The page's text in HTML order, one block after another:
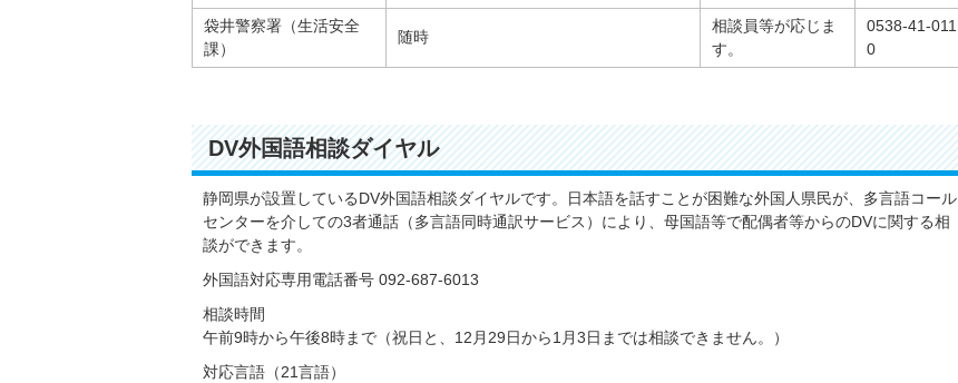
袋井警察署（生活安全
課）
随時
相談員等が応じま
す。
0538-41-011
0
DV外国語相談ダイヤル
静岡県が設置しているDV外国語相談ダイヤルです。日本語を話すことが困難な外国人県民が、多言語コール
センターを介しての3者通話（多言語同時通訳サービス）により、母国語等で配偶者等からのDVに関する相
談ができます。
外国語対応専用電話番号 092-687-6013
相談時間
午前9時から午後8時まで（祝日と、12月29日から1月3日までは相談できません。）
対応言語（21言語）